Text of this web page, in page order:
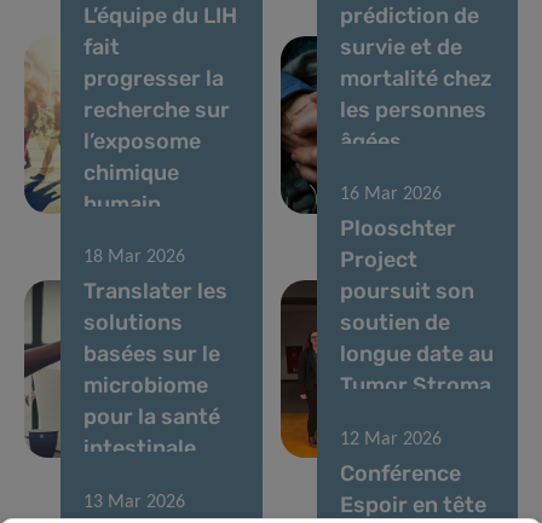
L’équipe du LIH
fait
progresser la
recherche sur
l’exposome
chimique
humain
prédiction de
survie et de
mortalité chez
les personnes
âgées
cancer
18 Mar 2026
Translater les
solutions
basées sur le
microbiome
pour la santé
intestinale
16 Mar 2026
Plooschter
Project
poursuit son
soutien de
longue date au
Tumor Stroma
Group
13 Mar 2026
12 Mar 2026
Conférence
Espoir en tête